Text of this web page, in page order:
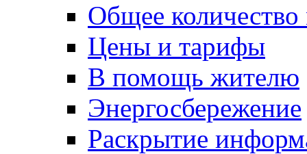
Общее
Цены и тарифы
В помощь жителю
Энергосбережение
Раскрытие